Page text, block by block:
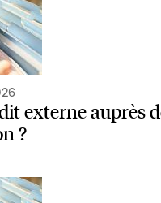
externe auprès
?